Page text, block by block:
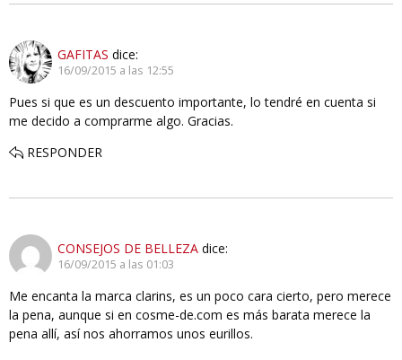
GAFITAS dice:
16/09/2015 a las 12:55
Pues si que es un descuento importante, lo tendré en cuenta si
me decido a comprarme algo. Gracias.
RESPONDER
CONSEJOS DE BELLEZA dice:
16/09/2015 a las 01:03
Me encanta la marca clarins, es un poco cara cierto, pero merece
la pena, aunque si en cosme-de.com es más barata merece la
pena allí, así nos ahorramos unos eurillos.